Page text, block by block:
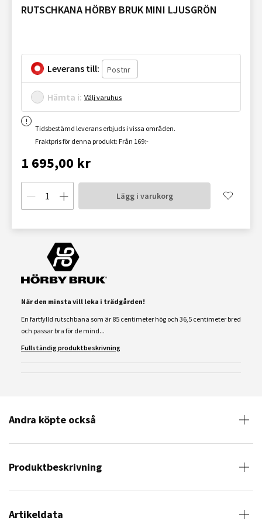
RUTSCHKANA HÖRBY BRUK MINI LJUSGRÖN
Leverans till:
Hämta i: Välj varuhus
Tidsbestämd leverans erbjuds i vissa områden.
Fraktpris för denna produkt: Från 169:-
1 695,00 kr
Lägg i varukorg
När den minsta vill leka i trädgården!
En fartfylld rutschbana som är 85 centimeter hög och 36,5 centimeter bred
och passar bra för de mind...
Fullständig produktbeskrivning
Andra köpte också
Produktbeskrivning
Artikeldata